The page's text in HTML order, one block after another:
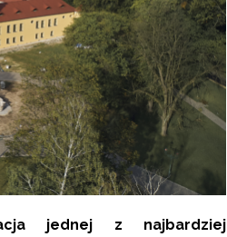
jednej z najbardziej